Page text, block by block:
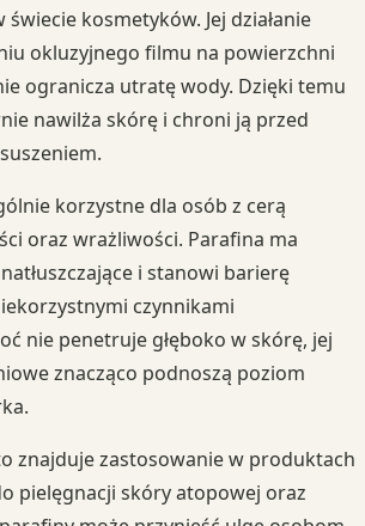
kosmetyków. Jej działanie
okluzyjnego filmu na powierzchni
ogranicza utratę wody. Dzięki temu
nawilża skórę i chroni ją przed
korzystne dla osób z cerą
oraz wrażliwości. Parafina ma
i stanowi barierę
czynnikami
nie penetruje głęboko w skórę, jej
znacząco podnoszą poziom
znajduje zastosowanie w produktach
pielęgnacji skóry atopowej oraz